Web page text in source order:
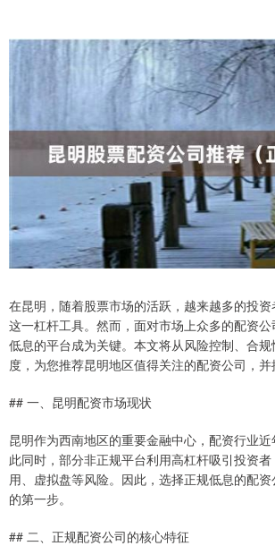
在昆明，随着股票市场的活跃，越来越多的投
这一杠杆工具。然而，面对市场上众多的配资公
低息的平台成为关键。本文将从风险控制、合
度，为您推荐昆明地区值得关注的配资公司，并
## 一、昆明配资市场现状
昆明作为西南地区的重要金融中心，配资行业
此同时，部分非正规平台利用高杠杆吸引投资
用、虚拟盘等风险。因此，选择正规低息的配
的第一步。
## 二、正规配资公司的核心特征